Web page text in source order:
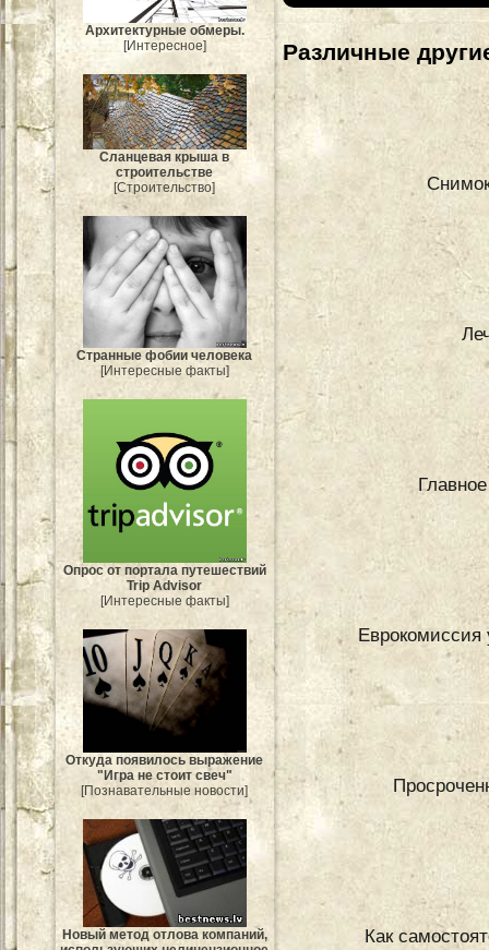
Архитектурные обмеры.
[Интересное]
Сланцевая крыша в
строительстве
[Строительство]
Странные фобии человека
[Интересные факты]
Опрос от портала путешествий
Trip Advisor
[Интересные факты]
Откуда появилось выражение
"Игра не стоит свеч"
[Познавательные новости]
Новый метод отлова компаний,
Различные
Еврокомиссия
Как